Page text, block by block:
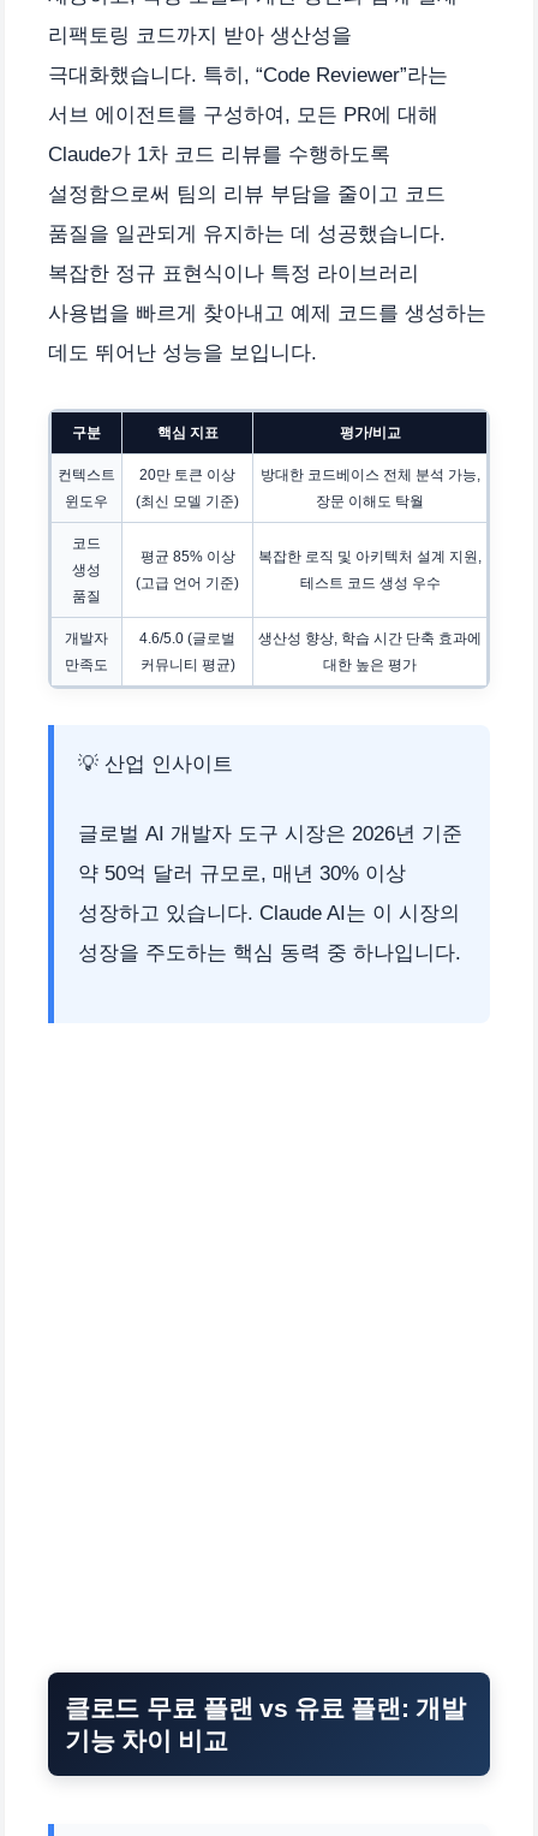
리팩토링 코드까지 받아 생산성을
극대화했습니다. 특히, “Code Reviewer”라는
서브 에이전트를 구성하여, 모든 PR에 대해
Claude가 1차 코드 리뷰를 수행하도록
설정함으로써 팀의 리뷰 부담을 줄이고 코드
품질을 일관되게 유지하는 데 성공했습니다.
복잡한 정규 표현식이나 특정 라이브러리
사용법을 빠르게 찾아내고 예제 코드를 생성하는
데도 뛰어난 성능을 보입니다.
구분 핵심 지표 평가/비교
컨텍스트
윈도우
20만 토큰 이상
(최신 모델 기준)
방대한 코드베이스 전체 분석 가능,
장문 이해도 탁월
코드
생성
품질
평균 85% 이상
(고급 언어 기준)
복잡한 로직 및 아키텍처 설계 지원,
테스트 코드 생성 우수
개발자
만족도
4.6/5.0 (글로벌
커뮤니티 평균)
생산성 향상, 학습 시간 단축 효과에
대한 높은 평가
💡 산업 인사이트
글로벌 AI 개발자 도구 시장은 2026년 기준
약 50억 달러 규모로, 매년 30% 이상
성장하고 있습니다. Claude AI는 이 시장의
성장을 주도하는 핵심 동력 중 하나입니다.
클로드 무료 플랜 vs 유료 플랜: 개발
기능 차이 비교